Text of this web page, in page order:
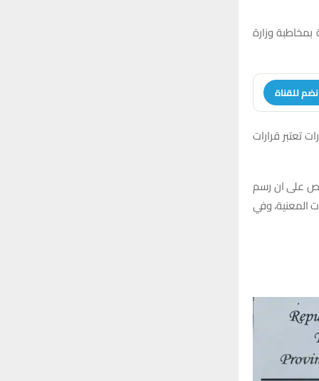
وزارة
للقناة
تعتبر قرارات
باقليم رقم 21 لسنة 2008 المعدل، ينص على ان رسم
المعنية، وفي